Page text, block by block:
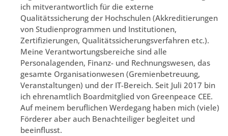
ich mitverantwortlich für die externe
Qualitätssicherung der Hochschulen (Akkreditierungen
von Studienprogrammen und Institutionen,
Zertifizierungen, Qualitätssicherungsverfahren etc.).
Meine Verantwortungsbereiche sind alle
Personalagenden, Finanz- und Rechnungswesen, das
gesamte Organisationwesen (Gremienbetreuung,
Veranstaltungen) und der IT-Bereich. Seit Juli 2017 bin
ich ehrenamtlich Boardmitglied von Greenpeace CEE.
Auf meinem beruflichen Werdegang haben mich (viele)
Förderer aber auch Benachteiliger begleitet und
beeinflusst.